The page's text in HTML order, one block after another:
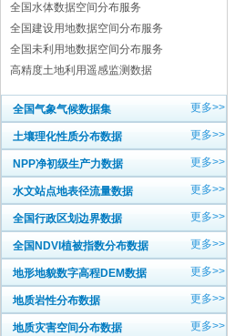
全国水体数据空间分布服务
全国建设用地数据空间分布服务
全国未利用地数据空间分布服务
高精度土地利用遥感监测数据
全国气象气候数据集 更多>>
土壤理化性质分布数据 更多>>
NPP净初级生产力数据 更多>>
水文站点地表径流量数据 更多>>
全国行政区划边界数据 更多>>
全国NDVI植被指数分布数据 更多>>
地形地貌数字高程DEM数据 更多>>
地质岩性分布数据 更多>>
地质灾害空间分布数据 更多>>